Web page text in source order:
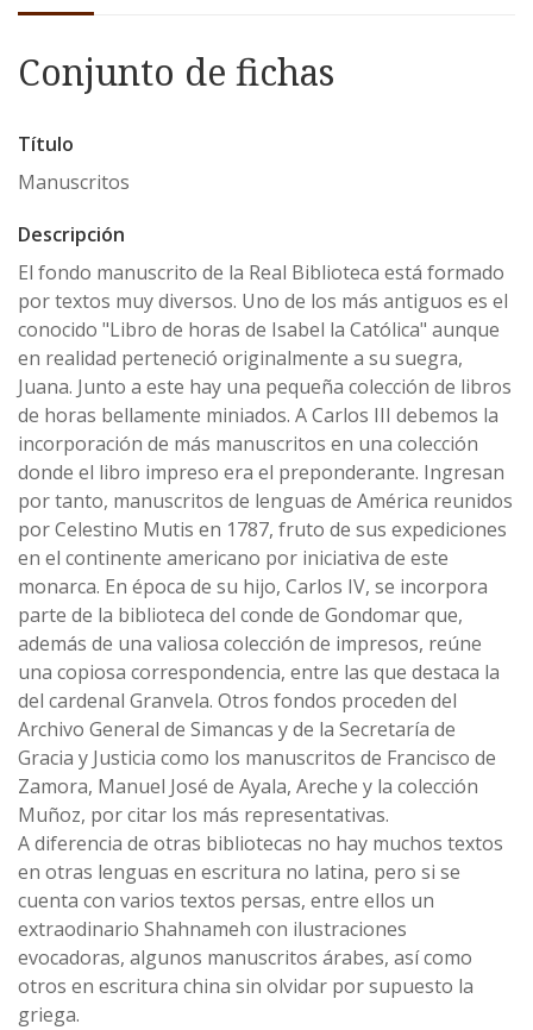
Conjunto de fichas
Título
Manuscritos
Descripción
El fondo manuscrito de la Real Biblioteca está formado
por textos muy diversos. Uno de los más antiguos es el
conocido "Libro de horas de Isabel la Católica" aunque
en realidad perteneció originalmente a su suegra,
Juana. Junto a este hay una pequeña colección de libros
de horas bellamente miniados. A Carlos III debemos la
incorporación de más manuscritos en una colección
donde el libro impreso era el preponderante. Ingresan
por tanto, manuscritos de lenguas de América reunidos
por Celestino Mutis en 1787, fruto de sus expediciones
en el continente americano por iniciativa de este
monarca. En época de su hijo, Carlos IV, se incorpora
parte de la biblioteca del conde de Gondomar que,
además de una valiosa colección de impresos, reúne
una copiosa correspondencia, entre las que destaca la
del cardenal Granvela. Otros fondos proceden del
Archivo General de Simancas y de la Secretaría de
Gracia y Justicia como los manuscritos de Francisco de
Zamora, Manuel José de Ayala, Areche y la colección
Muñoz, por citar los más representativas.
A diferencia de otras bibliotecas no hay muchos textos
en otras lenguas en escritura no latina, pero si se
cuenta con varios textos persas, entre ellos un
extraodinario Shahnameh con ilustraciones
evocadoras, algunos manuscritos árabes, así como
otros en escritura china sin olvidar por supuesto la
griega.